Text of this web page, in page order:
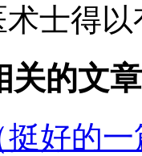
士得
关的文
好的